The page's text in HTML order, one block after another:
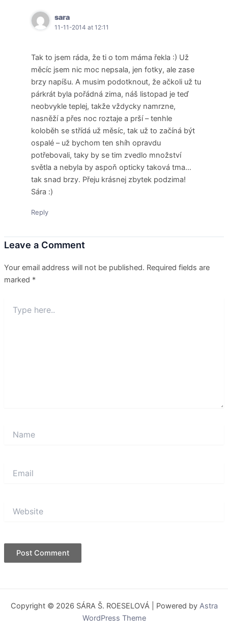
sara
11-11-2014 at 12:11
Tak to jsem ráda, že ti o tom máma řekla :) Už
měcíc jsem nic moc nepsala, jen fotky, ale zase
brzy napíšu. A musim podotknout, že ačkoli už tu
párkrát byla pořádná zima, náš listopad je teď
neobvykle teplej, takže vždycky namrzne,
nasněží a přes noc roztaje a prší – tenhle
koloběh se střídá už měsíc, tak už to začíná být
ospalé – už bychom ten shíh opravdu
potřebovali, taky by se tim zvedlo množství
světla a nebyla by aspoň opticky taková tma…
tak snad brzy. Přeju krásnej zbytek podzima!
Sára :)
Reply
Leave a Comment
Your email address will not be published. Required fields are
marked *
here..
Copyright © 2026 SÁRA Š. ROESELOVÁ | Powered by Astra
WordPress Theme